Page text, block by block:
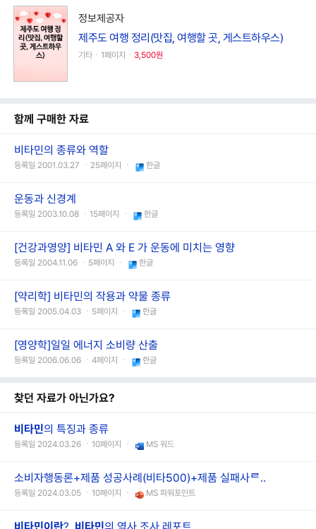
정보제공자
제주도 여행 정리(맛집, 여행할 곳, 게스트하우스)
기타ㆍ1페이지ㆍ 3,500원
함께 구매한 자료
비타민의 종류와 역할
등록일 2001.03.27 ㆍ25페이지 ㆍ 한글
운동과 신경계
등록일 2003.10.08 ㆍ15페이지 ㆍ 한글
[건강과영양] 비타민 A 와 E 가 운동에 미치는 영향
등록일 2004.11.06 ㆍ5페이지 ㆍ 한글
[약리학] 비타민의 작용과 약물 종류
등록일 2005.04.03 ㆍ5페이지 ㆍ 한글
[영양학]일일 에너지 소비량 산출
등록일 2006.06.06 ㆍ4페이지 ㆍ 한글
찾던 자료가 아닌가요?
비타민의 특징과 종류
등록일 2024.03.26 ㆍ10페이지 ㆍ MS 워드
소비자행동론+제품 성공사례(비타500)+제품 실패사ᄅ..
등록일 2024.03.05 ㆍ10페이지 ㆍ MS 파워포인트